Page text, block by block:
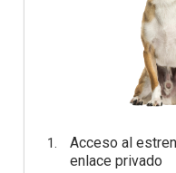
Acceso al
enlace privado